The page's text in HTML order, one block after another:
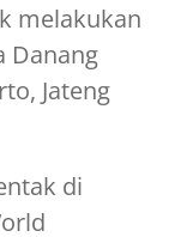
melakukan
Danang
Jateng
di